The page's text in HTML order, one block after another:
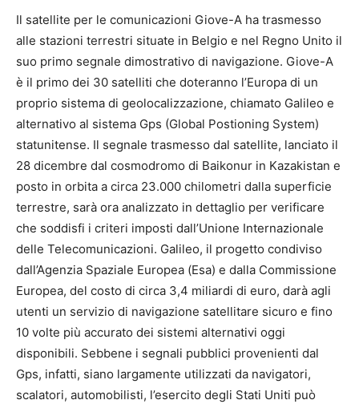
Il satellite per le comunicazioni Giove-A ha trasmesso
alle stazioni terrestri situate in Belgio e nel Regno Unito il
suo primo segnale dimostrativo di navigazione. Giove-A
è il primo dei 30 satelliti che doteranno l’Europa di un
proprio sistema di geolocalizzazione, chiamato Galileo e
alternativo al sistema Gps (Global Postioning System)
statunitense. Il segnale trasmesso dal satellite, lanciato il
28 dicembre dal cosmodromo di Baikonur in Kazakistan e
posto in orbita a circa 23.000 chilometri dalla superficie
terrestre, sarà ora analizzato in dettaglio per verificare
che soddisfi i criteri imposti dall’Unione Internazionale
delle Telecomunicazioni. Galileo, il progetto condiviso
dall’Agenzia Spaziale Europea (Esa) e dalla Commissione
Europea, del costo di circa 3,4 miliardi di euro, darà agli
utenti un servizio di navigazione satellitare sicuro e fino
10 volte più accurato dei sistemi alternativi oggi
disponibili. Sebbene i segnali pubblici provenienti dal
Gps, infatti, siano largamente utilizzati da navigatori,
scalatori, automobilisti, l’esercito degli Stati Uniti può